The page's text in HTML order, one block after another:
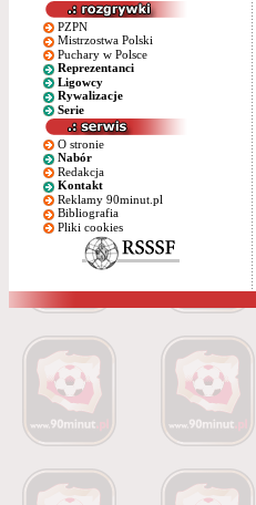
PZPN
Mistrzostwa Polski
Puchary w Polsce
Reprezentanci
Ligowcy
Rywalizacje
Serie
O stronie
Nabór
Redakcja
Kontakt
Reklamy 90minut.pl
Bibliografia
Pliki cookies